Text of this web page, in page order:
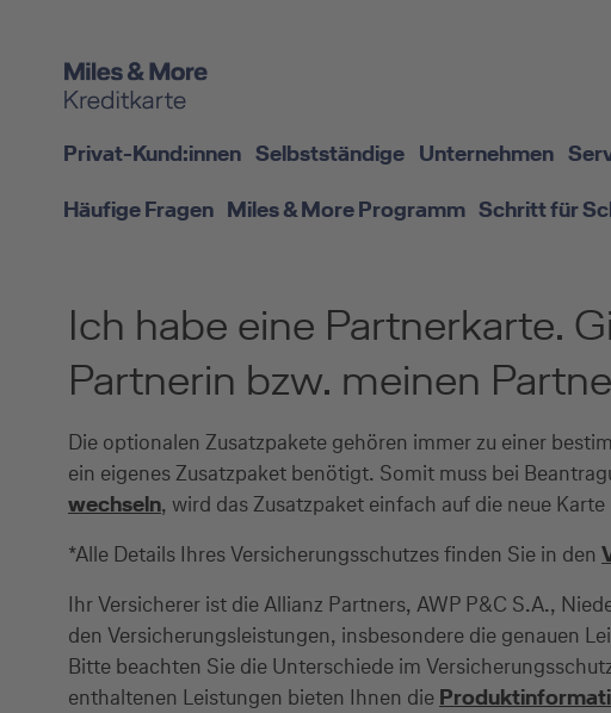
Privat-Kund:innen Selbstständige Unternehmen
Häufige Fragen Miles & More Programm Schritt für
Ich habe eine Partnerkarte.
Partnerin bzw. meinen
Die optionalen Zusatzpakete gehören immer zu einer
ein eigenes Zusatzpaket benötigt. Somit muss bei
wechseln, wird das Zusatzpaket einfach auf die neue
*Alle Details Ihres Versicherungsschutzes finden Sie in den
Ihr Versicherer ist die Allianz Partners, AWP P&C S.A.,
den Versicherungsleistungen, insbesondere die genauen
Bitte beachten Sie die Unterschiede im
enthaltenen Leistungen bieten Ihnen die